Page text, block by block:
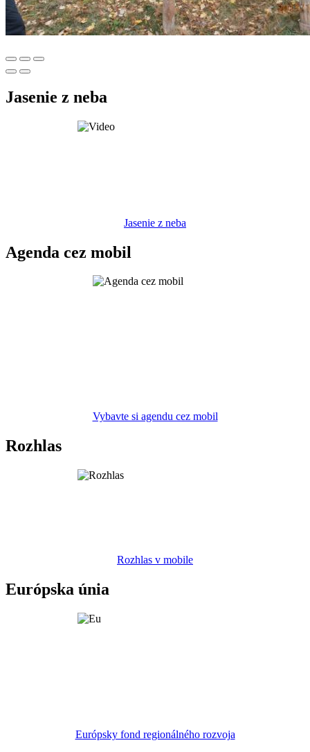
Jasenie z neba
Jasenie z neba
Agenda cez mobil
Vybavte si agendu cez mobil
Rozhlas
Rozhlas v mobile
Európska únia
Európsky fond regionálného rozvoja